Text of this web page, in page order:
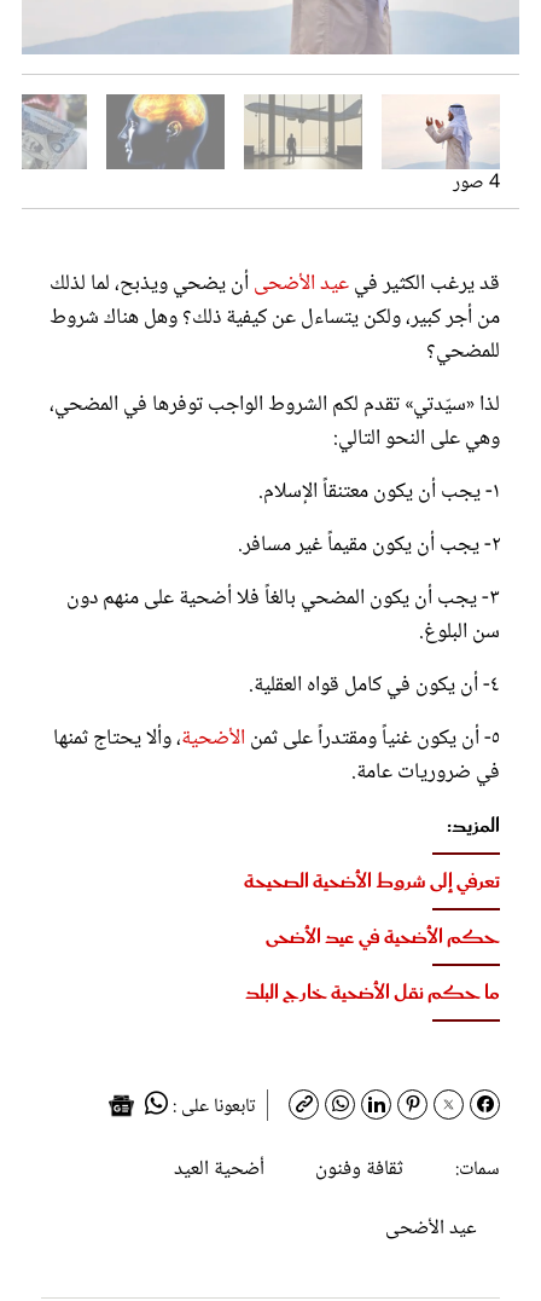
أن يكون في كامل قواه العقلية
4 صور
قد يرغب الكثير فيعيد الأضحىأن يضحي ويذبح، لما لذلك
من أجر كبير، ولكن يتساءل عن كيفية ذلك؟ وهل هناك شروط
للمضحي؟
لذا «سيّدتي» تقدم لكم الشروط الواجب توفرها في المضحي،
وهي على النحو التالي:
١- يجب أن يكون معتنقاً الإسلام.
٢- يجب أن يكون مقيماً غير مسافر.
٣- يجب أن يكون المضحي بالغاً فلا أضحية على منهم دون
سن البلوغ.
٤- أن يكون في كامل قواه العقلية.
٥- أن يكون غنياً ومقتدراً على ثمن
الأضحية، وألا يحتاج ثمنها
في ضروريات عامة.
المزيد:
تعرفي إلى شروط الأضحية الصحيحة
حكم الأضحية في عيد الأضحى
ما حكم نقل الأضحية خارج البلد
تابعونا على :
سمات:
ثقافة وفنون
أضحية العيد
عيد الأضحى
عروس سيدتي